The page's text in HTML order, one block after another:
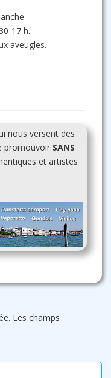
17 h.
aveugles.
nous versent des
promouvoir SANS
et artistes
Les champs